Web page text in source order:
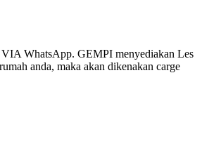
WhatsApp. GEMPI menyediakan Les
anda, maka akan dikenakan carge